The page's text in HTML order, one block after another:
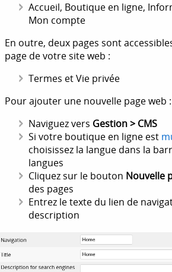
Accueil, Boutique en ligne,
Mon compte
En outre, deux pages sont
page de votre site web :
Termes et Vie privée
Pour ajouter une nouvelle page web :
Naviguez vers Gestion > CMS
Si votre boutique en ligne est
choisissez la langue dans la
langues
Cliquez sur le bouton Nouvelle
des pages
Entrez le texte du lien de
description